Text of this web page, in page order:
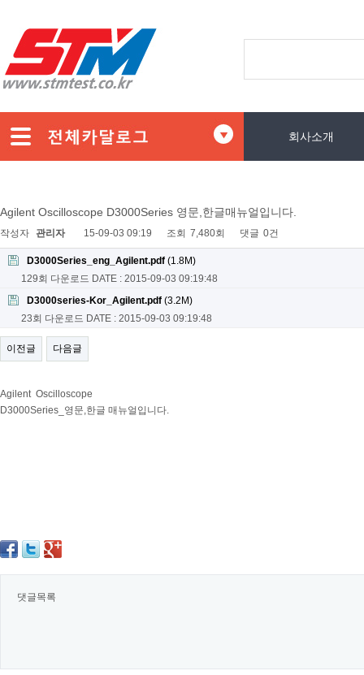
회사소개
Agilent Oscilloscope D3000Series 영문,한글매뉴얼입니다.
작성자 관리자 15-09-03 09:19 조회 7,480회 댓글 0건
D3000Series_eng_Agilent.pdf (1.8M)
129회 다운로드 DATE : 2015-09-03 09:19:48
D3000series-Kor_Agilent.pdf (3.2M)
23회 다운로드 DATE : 2015-09-03 09:19:48
이전글 다음글
Agilent Oscilloscope
D3000Series_영문,한글 매뉴얼입니다.
댓글목록